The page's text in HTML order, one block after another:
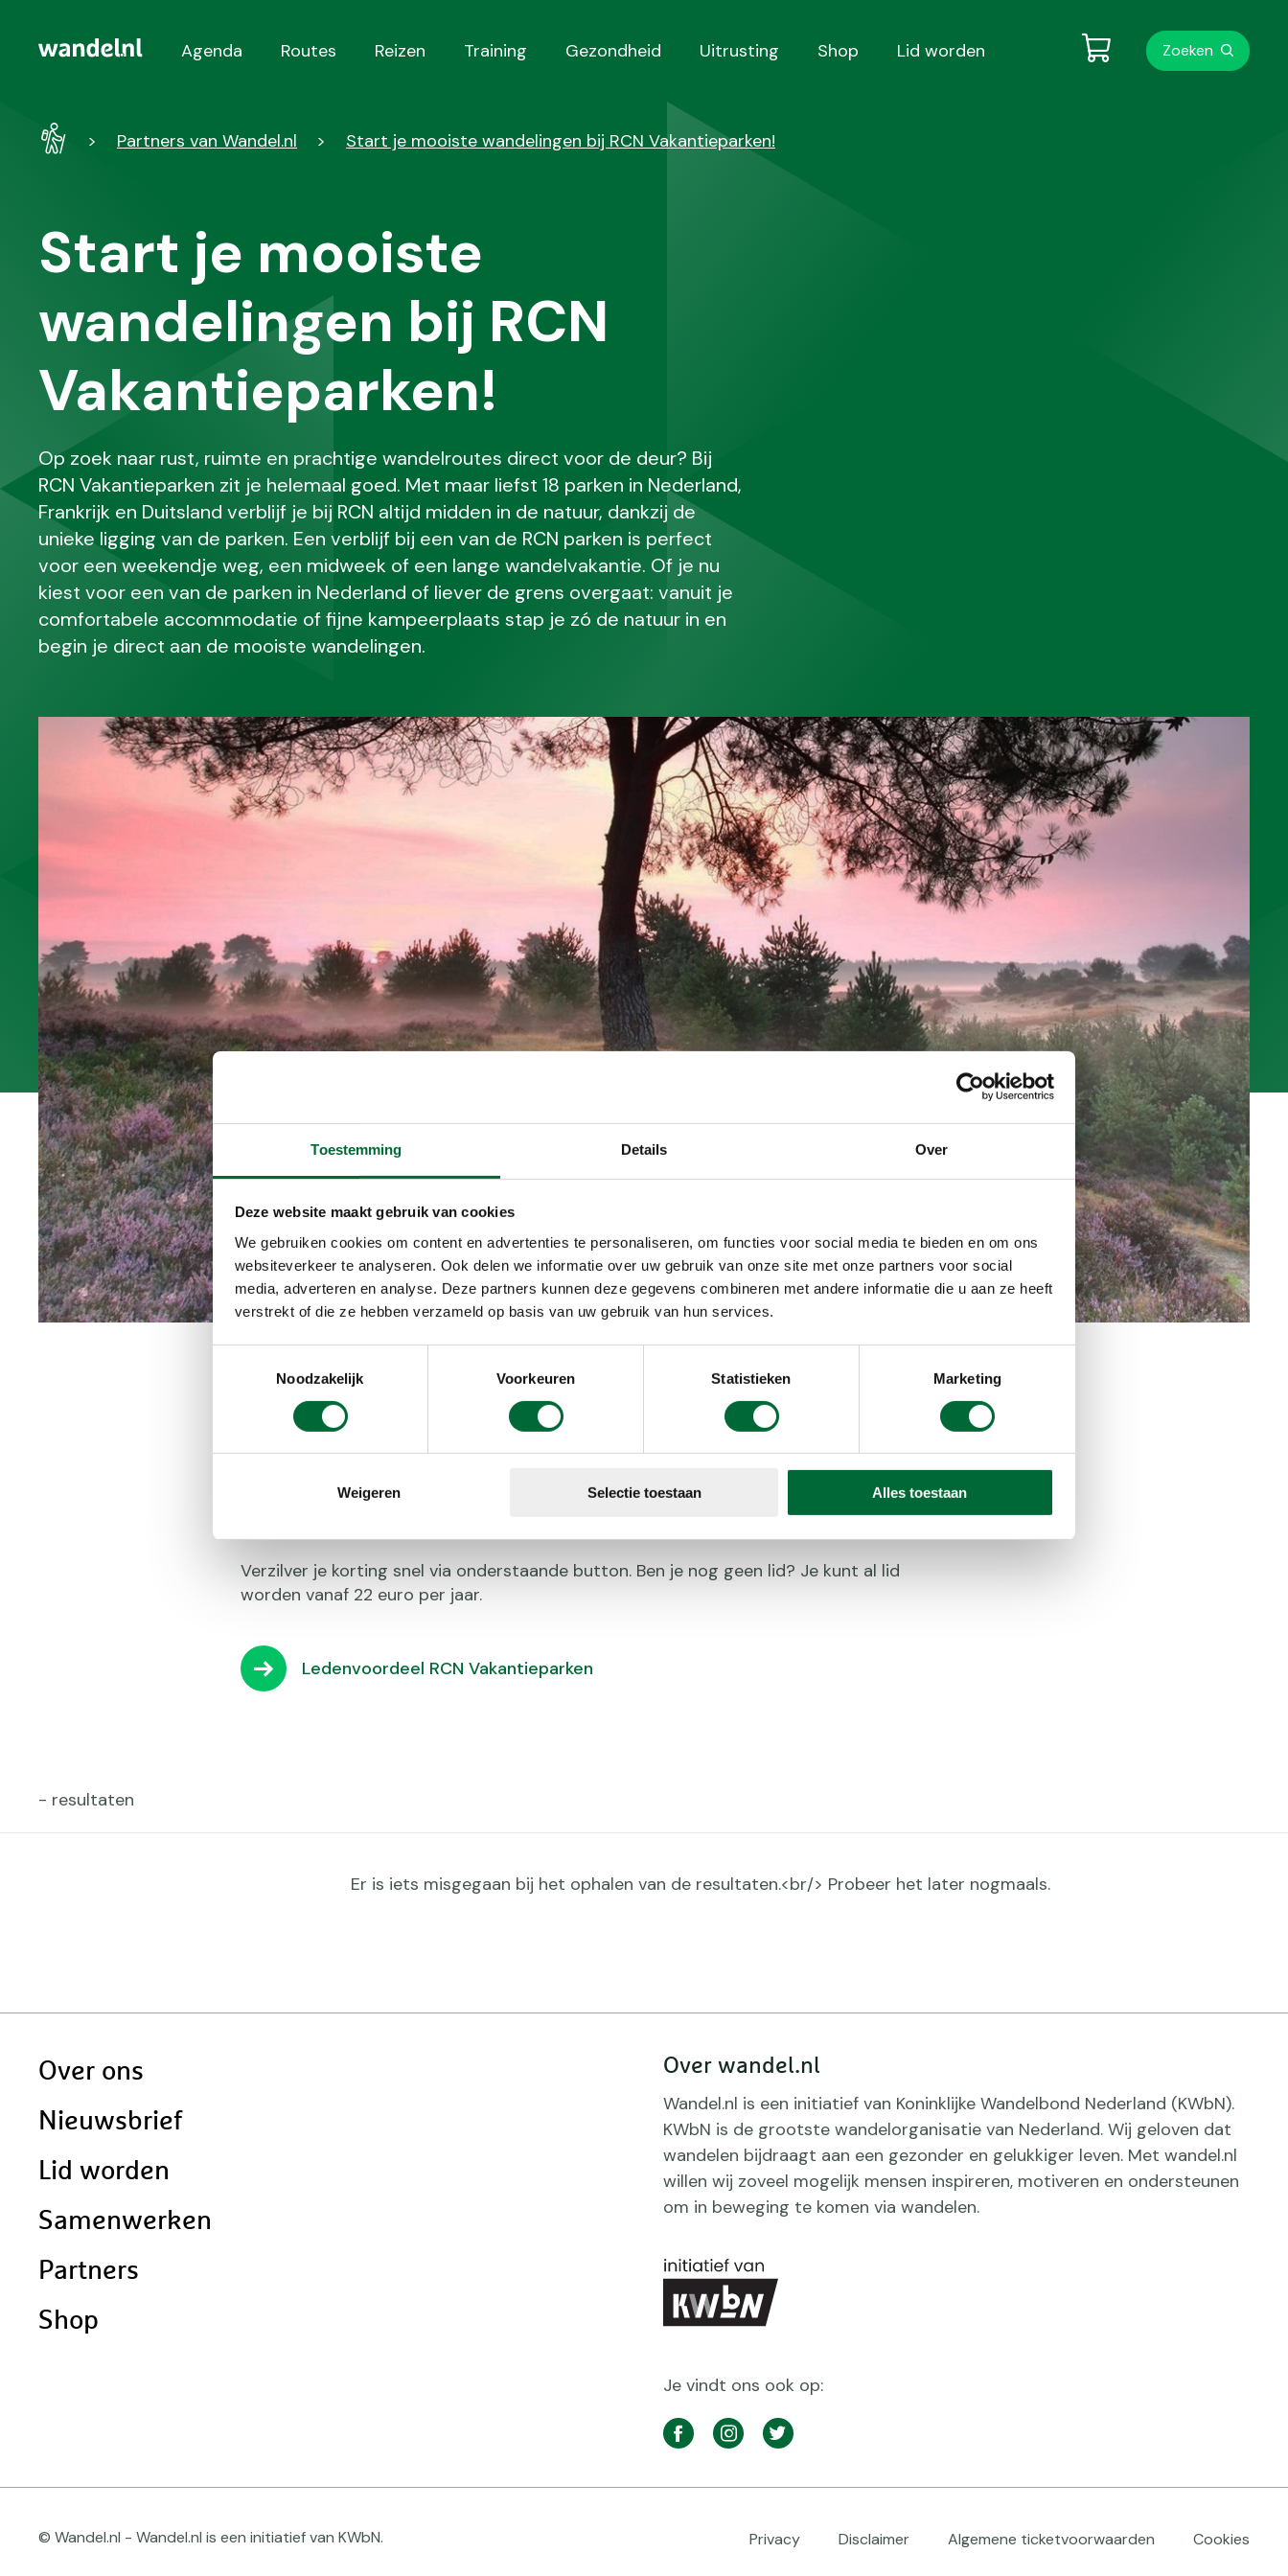
Toestemming Details Over
Deze website maakt gebruik van cookies
We gebruiken cookies om content en advertenties te personaliseren, om functies voor social media te bieden en om ons
websiteverkeer te analyseren. Ook delen we informatie over uw gebruik van onze site met onze partners voor social
media, adverteren en analyse. Deze partners kunnen deze gegevens combineren met andere informatie die u aan ze heeft
verstrekt of die ze hebben verzameld op basis van uw gebruik van hun services.
Noodzakelijk
Voorkeuren Statistieken Marketing
Weigeren Selectie toestaan Alles toestaan
Hoofdnavigatie
Agenda Routes Reizen Training Gezondheid Uitrusting Shop Lid worden Zoeken
WandelPartners van Wandel.nl Start je mooiste wandelingen bij RCN Vakantieparken!
Start je mooiste
wandelingen bij RCN
Vakantieparken!
Op zoek naar rust, ruimte en prachtige wandelroutes direct voor de deur? Bij
RCN Vakantieparken zit je helemaal goed. Met maar liefst 18 parken in Nederland,
Frankrijk en Duitsland verblijf je bij RCN altijd midden in de natuur, dankzij de
unieke ligging van de parken. Een verblijf bij een van de RCN parken is perfect
voor een weekendje weg, een midweek of een lange wandelvakantie. Of je nu
kiest voor een van de parken in Nederland of liever de grens overgaat: vanuit je
comfortabele accommodatie of fijne kampeerplaats stap je zó de natuur in en
begin je direct aan de mooiste wandelingen.
Jouw wandelverblijf met korting!
korting is ook geldig in samenwerking met lopende acties van RCN, daardoor kan jouw
Verzilver je korting snel via onderstaande button. Ben je nog geen lid? Je kunt al lid
worden vanaf 22 euro per jaar.
Ledenvoordeel RCN Vakantieparken
- resultaten
Gefilterd
Er is iets misgegaan bij het ophalen van de resultaten.<br/> Probeer het later nogmaals.
navigatie
Doormat
Over ons
Nieuwsbrief
Lid worden
Samenwerken
Partners
Shop
Over wandel.nl
Wandel.nl is een initiatief van Koninklijke Wandelbond Nederland (KWbN).
KWbN is de grootste wandelorganisatie van Nederland. Wij geloven dat
wandelen bijdraagt aan een gezonder en gelukkiger leven. Met wandel.nl
willen wij zoveel mogelijk mensen inspireren, motiveren en ondersteunen
om in beweging te komen via wandelen.
Je vindt ons ook op:
Social
media
FacebookInstagramTwitter
© Wandel.nl - Wandel.nl is een initiatief van KWbN.
Footer
Privacy Disclaimer Algemene ticketvoorwaarden Cookies